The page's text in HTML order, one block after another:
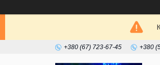
+380 (67) 723-67-45 +380